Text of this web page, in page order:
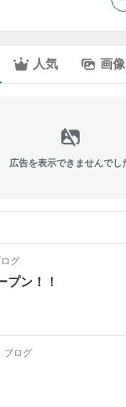
人気 画像
広告を表示できませんでし
グ
プン！！
ブログ